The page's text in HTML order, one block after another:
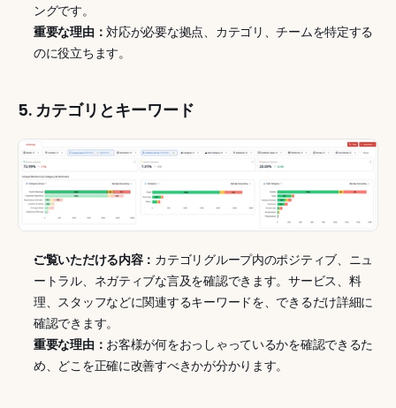
ングです。
重要な理由：対応が必要な拠点、カテゴリ、チームを特定する
のに役立ちます。
5. カテゴリとキーワード
ご覧いただける内容： カテゴリグループ内のポジティブ、ニュ
ートラル、ネガティブな言及を確認できます。サービス、料
理、スタッフなどに関連するキーワードを、できるだけ詳細に
確認できます。
重要な理由： お客様が何をおっしゃっているかを確認できるた
め、どこを正確に改善すべきかが分かります。